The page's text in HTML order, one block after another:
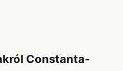
Constanta-